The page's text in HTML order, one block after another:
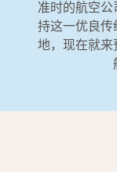
准时的航空
持这一优良传
地，现在就